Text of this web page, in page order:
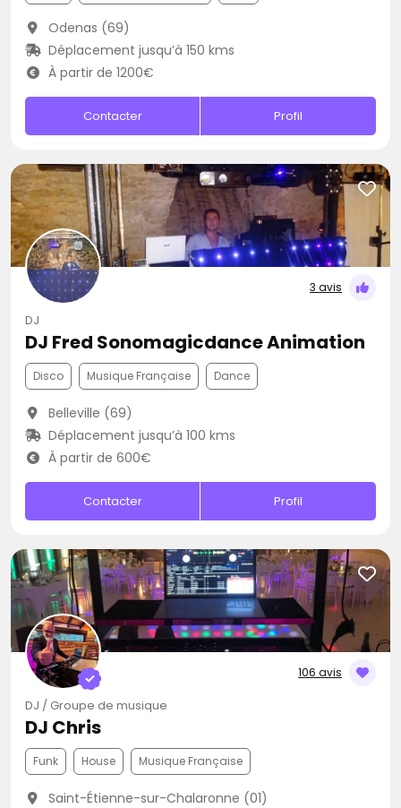
Odenas (69)
Déplacement jusqu’à 150 kms
À partir de 1200€
Contacter Profil
3 avis
DJ
DJ Fred Sonomagicdance Animation
Disco Musique Française Dance
Belleville (69)
Déplacement jusqu’à 100 kms
À partir de 600€
Contacter Profil
106 avis
DJ / Groupe de musique
DJ Chris
Funk House Musique Française
Saint-Étienne-sur-Chalaronne (01)